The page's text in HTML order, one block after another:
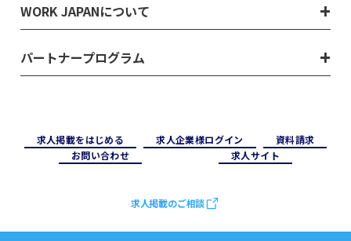
WORK JAPANについて
パートナープログラム
求⼈掲載をはじめる 求⼈企業様ログイン
資料請求
お問い合わせ
求⼈サイト
求人掲載のご相談